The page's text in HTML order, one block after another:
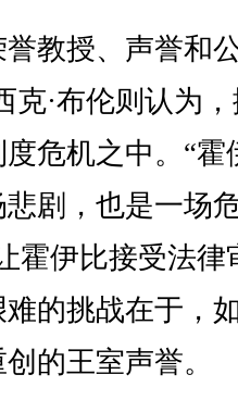
教授、声誉和
克·布伦则认为
危机之中。“霍
剧，也是一场
霍伊比接受法律
的挑战在于，
的王室声誉。